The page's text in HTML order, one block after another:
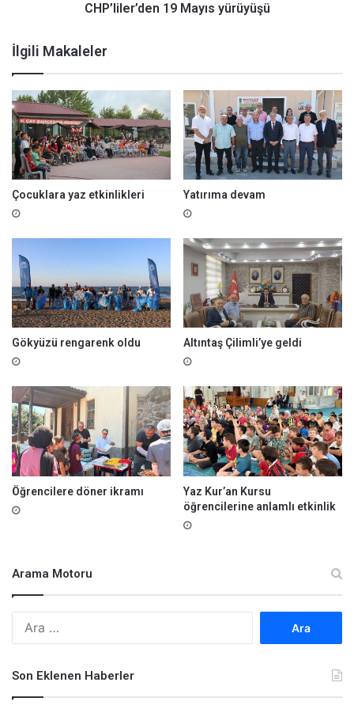
n
1
9
M
a
y
ı
s
y
ü
ü
ş
ü
CHP’liler’den 19 Mayıs yürüyüşü
İlgili Makaleler
Çocuklara yaz etkinlikleri Yatırıma devam
Gökyüzü rengarenk oldu Altıntaş Çilimli’ye geldi
Öğrencilere döner ikramı
Yaz Kur’an Kursu
öğrencilerine anlamlı etkinlik
Arama Motoru
Son Eklenen Haberler